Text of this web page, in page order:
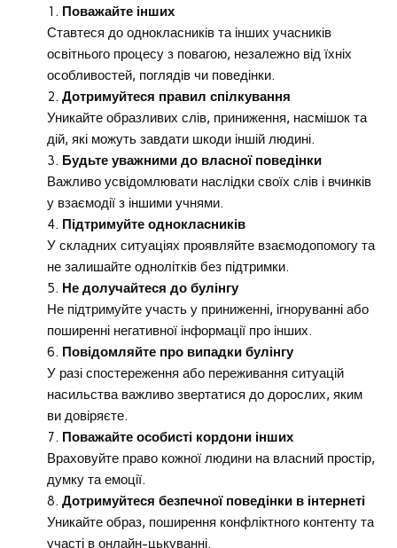
Поважайте інших
Ставтеся до однокласників та інших учасників
освітнього процесу з повагою, незалежно від їхніх
особливостей, поглядів чи поведінки.
Дотримуйтеся правил спілкування
Уникайте образливих слів, приниження, насмішок та
дій, які можуть завдати шкоди іншій людині.
Будьте уважними до власної поведінки
Важливо усвідомлювати наслідки своїх слів і вчинків
у взаємодії з іншими учнями.
Підтримуйте однокласників
У складних ситуаціях проявляйте взаємодопомогу та
не залишайте однолітків без підтримки.
Не долучайтеся до булінгу
Не підтримуйте участь у приниженні, ігноруванні або
поширенні негативної інформації про інших.
Повідомляйте про випадки булінгу
У разі спостереження або переживання ситуацій
насильства важливо звертатися до дорослих, яким
ви довіряєте.
Поважайте особисті кордони інших
Враховуйте право кожної людини на власний простір,
думку та емоції.
Дотримуйтеся безпечної поведінки в інтернеті
Уникайте образ, поширення конфліктного контенту та
участі в онлайн-цькуванні.